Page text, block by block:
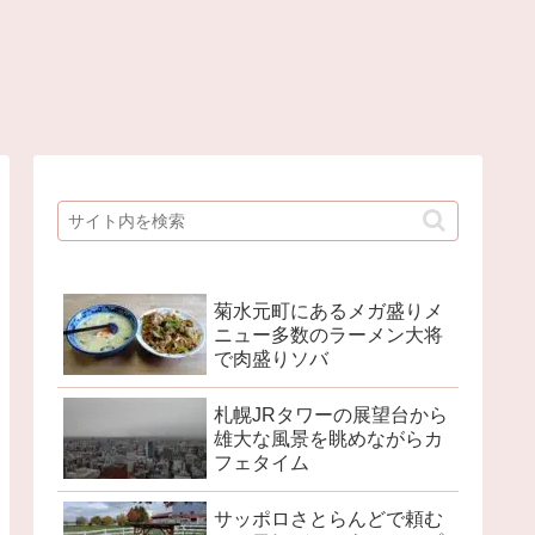
菊水元町にあるメガ盛りメ
ニュー多数のラーメン大将
で肉盛りソバ
札幌JRタワーの展望台から
雄大な風景を眺めながらカ
フェタイム
サッポロさとらんどで頼む